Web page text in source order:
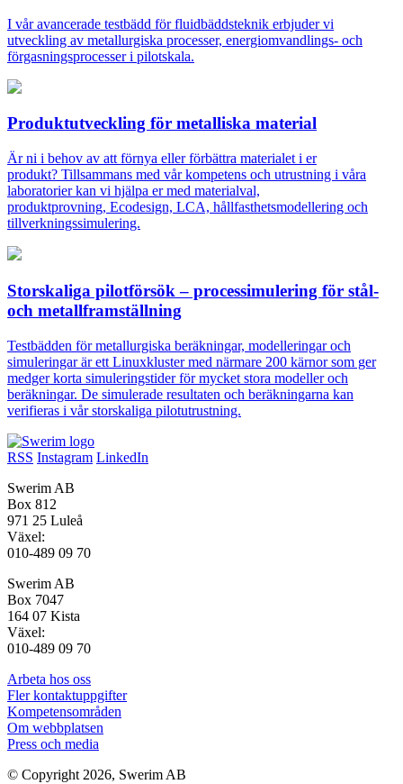
I vår avancerade testbädd för fluidbäddsteknik erbjuder vi
utveckling av metallurgiska processer, energiomvandlings- och
förgasningsprocesser i pilotskala.
Produktutveckling för metalliska material
Är ni i behov av att förnya eller förbättra materialet i er
produkt? Tillsammans med vår kompetens och utrustning i våra
laboratorier kan vi hjälpa er med materialval,
produktprovning, Ecodesign, LCA, hållfasthetsmodellering och
tillverkningssimulering.
Storskaliga pilotförsök – processimulering för stål-
och metallframställning
Testbädden för metallurgiska beräkningar, modelleringar och
simuleringar är ett Linuxkluster med närmare 200 kärnor som ger
medger korta simuleringstider för mycket stora modeller och
beräkningar. De simulerade resultaten och beräkningarna kan
verifieras i vår storskaliga pilotutrustning.
RSS Instagram LinkedIn
Swerim AB
Box 812
971 25 Luleå
Växel:
010-489 09 70
Swerim AB
Box 7047
164 07 Kista
Växel:
010-489 09 70
Arbeta hos oss
Fler kontaktuppgifter
Kompetensområden
Om webbplatsen
Press och media
© Copyright 2026, Swerim AB